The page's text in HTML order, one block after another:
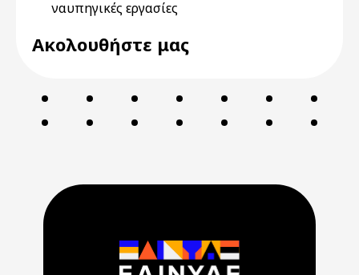
ναυπηγικές εργασίες
Ακολουθήστε μας